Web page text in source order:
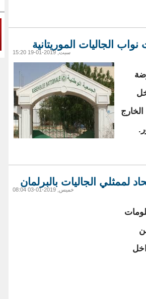
الجاليات الموريتانية
سبت, 2019-01-19 15:20
الجاليات بالبرلمان
خميس, 2019-01-03 08:04